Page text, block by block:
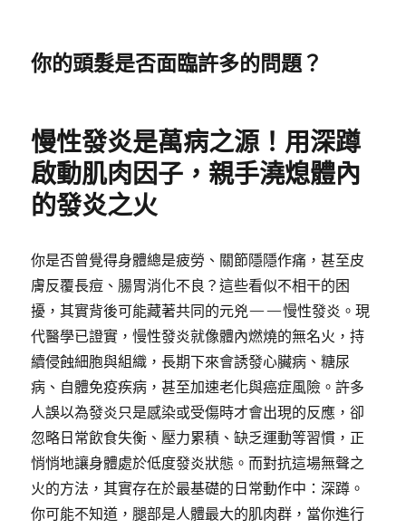
你的頭髮是否面臨許多的問題？
慢性發炎是萬病之源！用深蹲
啟動肌肉因子，親手澆熄體內
的發炎之火
你是否曾覺得身體總是疲勞、關節隱隱作痛，甚至皮
膚反覆長痘、腸胃消化不良？這些看似不相干的困
擾，其實背後可能藏著共同的元兇——慢性發炎。現
代醫學已證實，慢性發炎就像體內燃燒的無名火，持
續侵蝕細胞與組織，長期下來會誘發心臟病、糖尿
病、自體免疫疾病，甚至加速老化與癌症風險。許多
人誤以為發炎只是感染或受傷時才會出現的反應，卻
忽略日常飲食失衡、壓力累積、缺乏運動等習慣，正
悄悄地讓身體處於低度發炎狀態。而對抗這場無聲之
火的方法，其實存在於最基礎的日常動作中：深蹲。
你可能不知道，腿部是人體最大的肌肉群，當你進行